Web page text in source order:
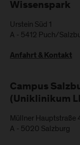
Wissenspark
Urstein Süd 1
A - 5412 Puch/
Anfahrt & Kontakt
Campus
(Uniklinikum
Müllner Hauptstraße
A - 5020 Salzburg